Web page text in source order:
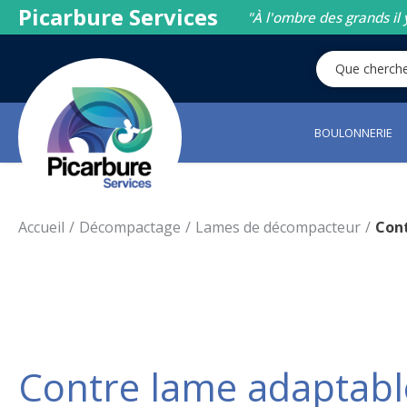
Picarbure Services "À l'ombre des grands
BOULONNERIE
Accueil Décompactage Lames de décompacteur
Contre lame